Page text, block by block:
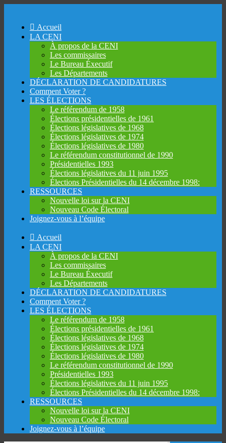
Accueil
LA CENI
À propos de la CENI
Les commissaires
Le Bureau Éxecutif
Les Départements
DÉCLARATION DE CANDIDATURES
Comment Voter ?
LES ÉLECTIONS
Le référendum de 1958
Élections présidentielles de 1961
Élections législatives de 1968
Élections législatives de 1974
Élections législatives de 1980
Le référendum constitutionnel de 1990
Présidentielles 1993
Élections législatives du 11 juin 1995
Élections Présidentielles du 14 décembre 1998:
RESSOURCES
Nouvelle loi sur la CENI
Nouveau Code Électoral
Joignez-vous à l’équipe
Skip
content
Accueil
LA CENI
À propos de la CENI
Les commissaires
Le Bureau Éxecutif
Les Départements
DÉCLARATION DE CANDIDATURES
Comment Voter ?
LES ÉLECTIONS
Le référendum de 1958
Élections présidentielles de 1961
Élections législatives de 1968
Élections législatives de 1974
Élections législatives de 1980
Le référendum constitutionnel de 1990
Présidentielles 1993
Élections législatives du 11 juin 1995
Élections Présidentielles du 14 décembre 1998:
RESSOURCES
Nouvelle loi sur la CENI
Nouveau Code Électoral
Joignez-vous à l’équipe